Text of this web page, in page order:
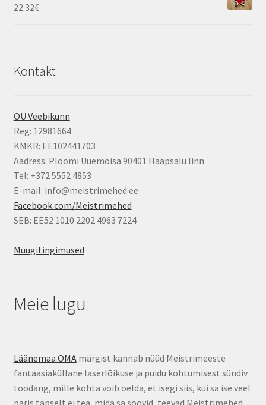
22.32€
Kontakt
OÜ Veebikunn
Reg: 12981664
KMKR: EE102441703
Aadress: Ploomi Uuemõisa 90401 Haapsalu linn
Tel: +372 5552 4853
E-mail: info@meistrimehed.ee
Facebook.com/Meistrimehed
SEB: EE52 1010 2202 4963 7224
Müügitingimused
Meie lugu
Läänemaa OMAmärgist kannab nüüd Meistrimeeste
fantaasiaküllane laserlõikuse ja puidu kohtumisest sündiv
toodang, mille kohta võib öelda, et isegi siis, kui sa ise veel
päris täpselt ei tea, mida sa soovid, teevad Meistrimehed